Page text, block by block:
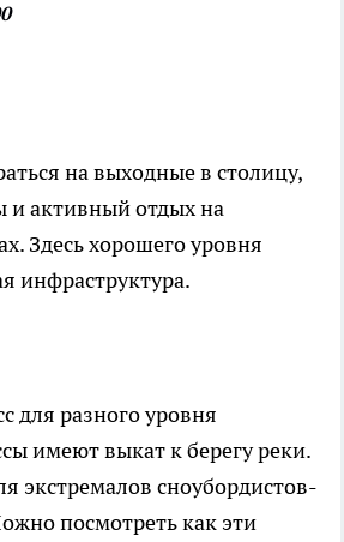
на выходные в столицу,
активный отдых на
Здесь хорошего уровня
инфраструктура.
для разного уровня
имеют выкат к берегу реки.
экстремалов сноубордистов-
посмотреть как эти